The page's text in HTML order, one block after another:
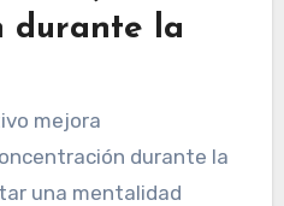
durante la
mejora
durante la
una mentalidad